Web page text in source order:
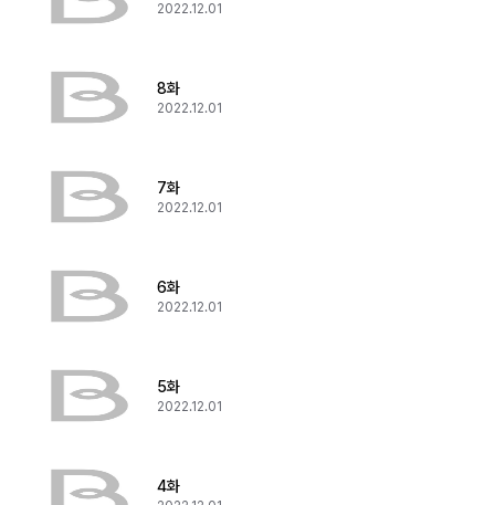
2022.12.01
8화
2022.12.01
7화
2022.12.01
6화
2022.12.01
5화
2022.12.01
4화